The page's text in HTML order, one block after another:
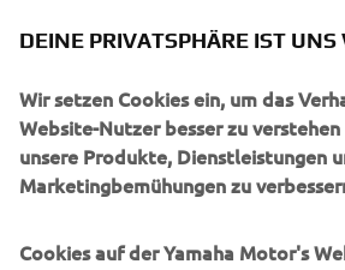
There is something for every off-road
DEINE PRIVATSPHÄRE IST UNS
Wir setzen Cookies ein, um das
Website-Nutzer besser zu
unsere Produkte, Dienstleistungen
Marketingbemühungen zu
Cookies auf der Yamaha Motor's